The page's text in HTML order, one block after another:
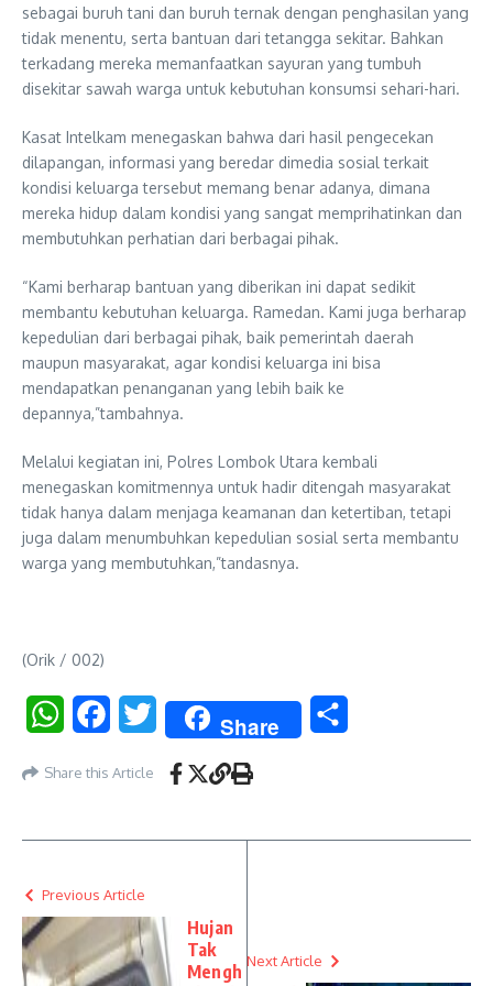
sebagai buruh tani dan buruh ternak dengan penghasilan yang
tidak menentu, serta bantuan dari tetangga sekitar. Bahkan
terkadang mereka memanfaatkan sayuran yang tumbuh
disekitar sawah warga untuk kebutuhan konsumsi sehari-hari.
Kasat Intelkam menegaskan bahwa dari hasil pengecekan
dilapangan, informasi yang beredar dimedia sosial terkait
kondisi keluarga tersebut memang benar adanya, dimana
mereka hidup dalam kondisi yang sangat memprihatinkan dan
membutuhkan perhatian dari berbagai pihak.
“Kami berharap bantuan yang diberikan ini dapat sedikit
membantu kebutuhan keluarga. Ramedan. Kami juga berharap
kepedulian dari berbagai pihak, baik pemerintah daerah
maupun masyarakat, agar kondisi keluarga ini bisa
mendapatkan penanganan yang lebih baik ke
depannya,”tambahnya.
Melalui kegiatan ini, Polres Lombok Utara kembali
menegaskan komitmennya untuk hadir ditengah masyarakat
tidak hanya dalam menjaga keamanan dan ketertiban, tetapi
juga dalam menumbuhkan kepedulian sosial serta membantu
warga yang membutuhkan,”tandasnya.
(Orik / 002)
WhatsAppFacebookTwitter Share
Share this Article
Previous Article
Hujan
Tak
Mengh Next Article